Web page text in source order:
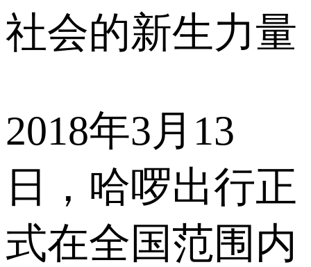
社会的新生力量
2018年3月13
日，哈啰出行正
式在全国范围内